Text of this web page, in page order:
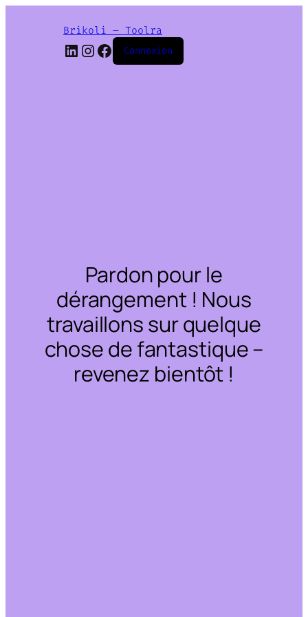
Brikoli – Toolra
LinkedIn
Instagram
Facebook
Connexion
Pardon pour le
dérangement ! Nous
travaillons sur quelque
chose de fantastique –
revenez bientôt !